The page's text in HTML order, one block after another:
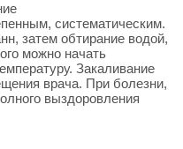
систематическим.
затем обтирание водой,
можно начать
Закаливание
врача. При болезни,
выздоровления